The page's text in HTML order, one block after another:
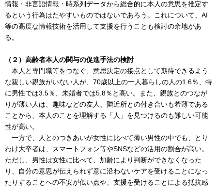
情報・非言語情報・時系列データから総合的に本人の意思を推定す
るという行為はたやすいものではないであろう。これについて、AI
等の高度な情報技術を活用して支援を行うことも検討の余地があ
る。
（２）高齢者本人の関与の促進手法の検討
本人と専門職等をつなぐ、意思決定の接点として期待できるよう
な親しい親族がいない人が、70歳以上の一人暮らしの人の1.6％、特
に男性では3.5％、未婚者では5.8％と高い。また、親族とのつなが
りが薄い人は、趣味などの友人、隣近所との付き合いも希薄である
ことから、本人のことを理解する「人」を見つけるのも難しい可能
性が高い。
一方で、人とのつきあいが女性に比べて薄い男性の中でも、とり
わけ大卒者は、スマートフォン等やSNSなどの活用の割合が高い。
ただし、男性は女性に比べて、加齢により判断ができなくなった
り、自分の意思が伝えられず意に沿わないケアを受けることになっ
たりすることへの不安が低い点や、支援を受けることによる抵抗感